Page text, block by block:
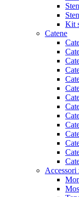
Kit
Catene
Accessori